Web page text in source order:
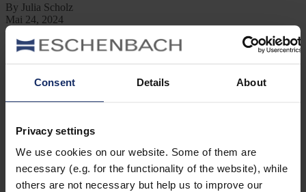
Consent Details About
Privacy settings
We use cookies on our website. Some of them are
necessary (e.g. for the functionality of the website), while
others are not necessary but help us to improve our
By Julia Scholz
Mai 24, 2024
Jetzt lesen
Kategorien
Ausrüstung
Naturwelt
Reisen
Tier des Monats
Vogel der Woche
Vogel des Jahres
Vogelwelt